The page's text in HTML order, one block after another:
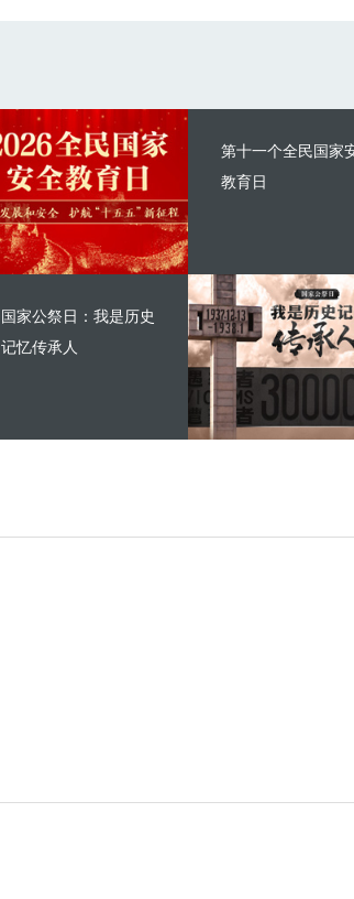
第十一个全民国家
教育日
国家公祭日：我是历史
记忆传承人